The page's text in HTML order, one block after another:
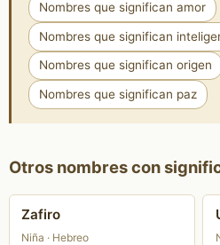
Nombres que significan amor
Nombres que significan
Nombres que significan origen
Nombres que significan paz
Otros nombres con
Zafiro
Niña · Hebreo